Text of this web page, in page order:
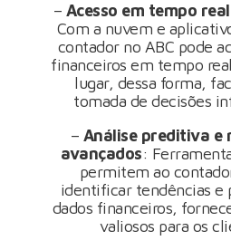
– Acesso em tempo
Com a nuvem e
contador no ABC pode
financeiros em tempo
lugar, dessa forma,
tomada de decisões
– Análise preditiva e
avançados:
permitem ao
identificar tendências e
dados financeiros,
valiosos para os